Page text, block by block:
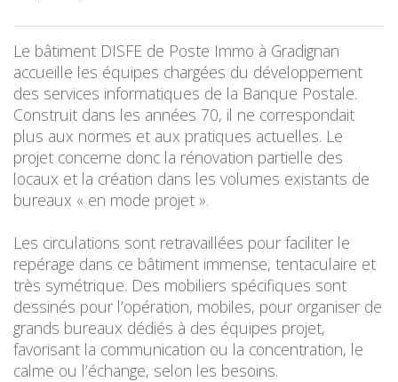
Le bâtiment DISFE de Poste Immo à Gradignan
accueille les équipes chargées du développement
des services informatiques de la Banque Postale.
Construit dans les années 70, il ne correspondait
plus aux normes et aux pratiques actuelles. Le
projet concerne donc la rénovation partielle des
locaux et la création dans les volumes existants de
bureaux « en mode projet ».
Les circulations sont retravaillées pour faciliter le
repérage dans ce bâtiment immense, tentaculaire et
très symétrique. Des mobiliers spécifiques sont
dessinés pour l’opération, mobiles, pour organiser de
grands bureaux dédiés à des équipes projet,
favorisant la communication ou la concentration, le
calme ou l’échange, selon les besoins.